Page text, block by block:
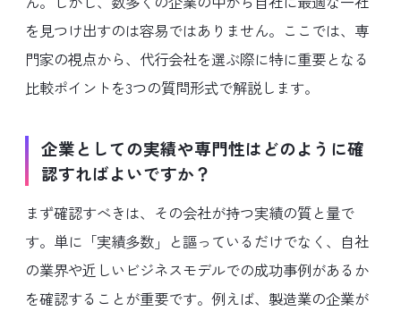
を見つけ出すのは容易ではありません。ここでは、専
門家の視点から、代行会社を選ぶ際に特に重要となる
比較ポイントを3つの質問形式で解説します。
企業としての実績や専門性はどのように確
認すればよいですか？
まず確認すべきは、その会社が持つ実績の質と量で
す。単に「実績多数」と謳っているだけでなく、自社
の業界や近しいビジネスモデルでの成功事例があるか
を確認することが重要です。例えば、製造業の企業が